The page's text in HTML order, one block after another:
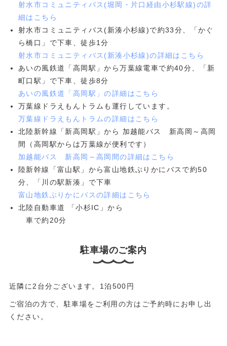
射水市コミュニティバス(堀岡・片口経由小杉駅線)の詳
細はこちら
射水市コミュニティバス(新湊小杉線)で約33分、「かぐ
ら橋口」で下車、徒歩1分
射水市コミュニティバス(新湊小杉線)の詳細はこちら
あいの風鉄道「高岡駅」から万葉線電車で約40分、「新
町口駅」で下車、徒歩8分
あいの風鉄道「高岡駅」の詳細はこちら
万葉線ドラえもんトラムも運行しています。
万葉線ドラえもんトラムの詳細はこちら
北陸新幹線「新高岡駅」から 加越能バス 新高岡～高岡
間（高岡駅からは万葉線が便利です）
加越能バス 新高岡～高岡間の詳細はこちら
陸新幹線「富山駅」から富山地鉄ぶりかにバスで約50
分、「川の駅新湊」で下車
富山地鉄ぶりかにバスの詳細はこちら
北陸自動車道 「小杉IC」から
車で約20分
駐車場のご案内
近隣に2台分ございます。1泊500円
ご宿泊の方で、駐車場をご利用の方はご予約時にお申し出
ください。